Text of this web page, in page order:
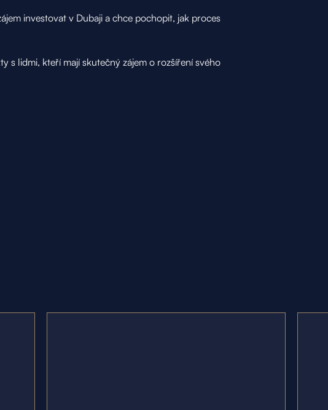
investovat v Dubaji a chce pochopit, jak proces
s lidmi, kteří mají skutečný zájem o rozšíření svého